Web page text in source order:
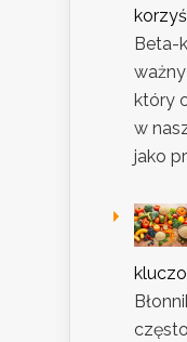
Beta-
który
w
jako